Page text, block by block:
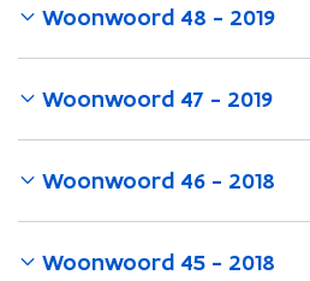
Woonwoord 48 - 2019
Woonwoord 47 - 2019
Woonwoord 46 - 2018
Woonwoord 45 - 2018